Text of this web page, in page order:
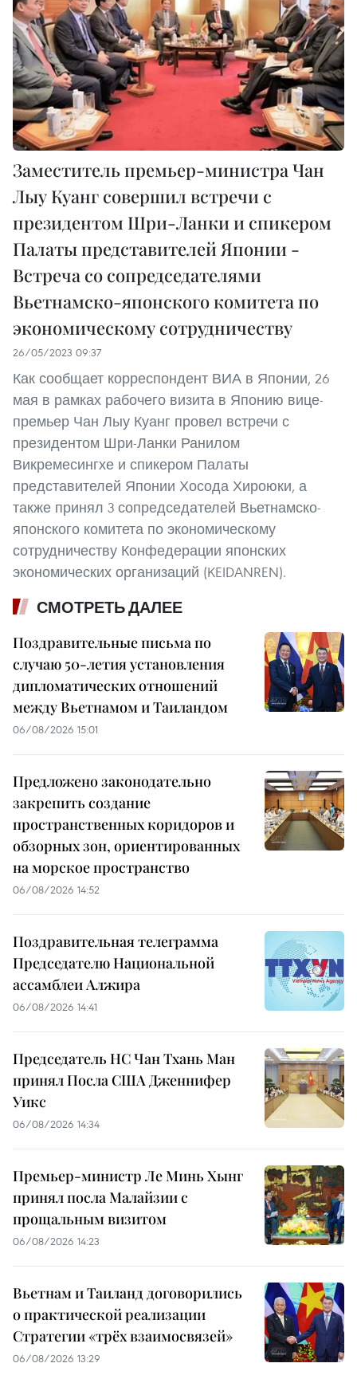
Заместитель премьер-министра Чан
Лыу Куанг совершил встречи с
президентом Шри-Ланки и спикером
Палаты представителей Японии -
Встреча со сопредседателями
Вьетнамско-японского комитета по
экономическому сотрудничеству
26/05/2023 09:37
Как сообщает корреспондент ВИА в Японии, 26
мая в рамках рабочего визита в Японию вице-
премьер Чан Лыу Куанг провел встречи с
президентом Шри-Ланки Ранилом
Викремесингхе и спикером Палаты
представителей Японии Хосода Хироюки, а
также принял 3 сопредседателей Вьетнамско-
японского комитета по экономическому
сотрудничеству Конфедерации японских
экономических организаций (KEIDANREN).
СМОТРЕТЬ ДАЛЕЕ
Поздравительные письма по
случаю 50-летия установления
дипломатических отношений
между Вьетнамом и Таиландом
06/08/2026 15:01
Предложено законодательно
закрепить создание
пространственных коридоров и
обзорных зон, ориентированных
на морское пространство
06/08/2026 14:52
Поздравительная телеграмма
Председателю Национальной
ассамблеи Алжира
06/08/2026 14:41
Председатель НС Чан Тхань Ман
принял Посла США Дженнифер
Уикс
06/08/2026 14:34
Премьер-министр Ле Минь Хынг
принял посла Малайзии с
прощальным визитом
06/08/2026 14:23
Вьетнам и Таиланд договорились
о практической реализации
Стратегии «трёх взаимосвязей»
06/08/2026 13:29